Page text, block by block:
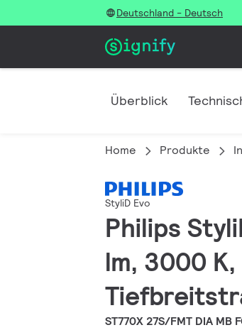
Deutschland - Deutsch
Überblick
Home Produkte
StyliD Evo
Philips
lm, 3000
ST770X 27S/FMT DIA MB